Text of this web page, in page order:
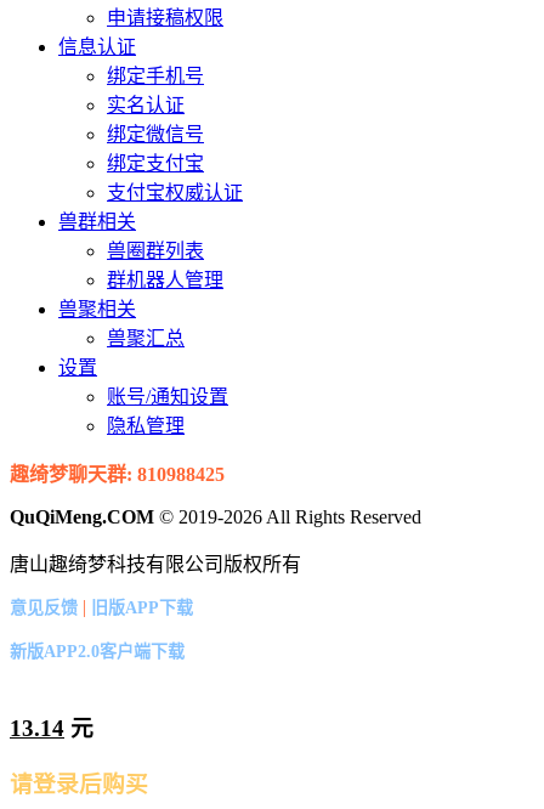
申请接稿权限
信息认证
绑定手机号
实名认证
绑定微信号
绑定支付宝
支付宝权威认证
兽群相关
兽圈群列表
群机器人管理
兽聚相关
兽聚汇总
设置
账号/通知设置
隐私管理
趣绮梦聊天群: 810988425
QuQiMeng.COM © 2019-2026 All Rights Reserved
唐山趣绮梦科技有限公司版权所有
意见反馈 | 旧版APP下载
新版APP2.0客户端下载
13.14 元
请登录后购买